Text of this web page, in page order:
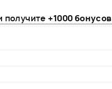
получите +1000 бонусов